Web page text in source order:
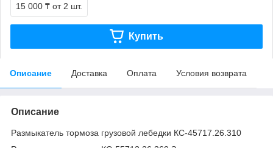
15 000 ₸ от 2 шт.
Купить
Описание Доставка Оплата Условия возврата
Описание
Размыкатель тормоза грузовой лебедки КС-45717.26.310